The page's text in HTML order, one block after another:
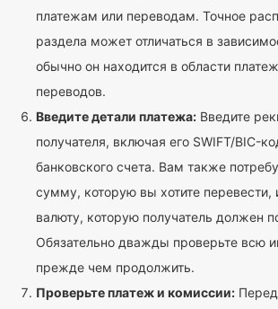
платежам или переводам. Точное
раздела может отличаться в
обычно он находится в области
переводов.
Введите детали платежа: Введите
получателя, включая его SWIFT/BIC-
банковского счета. Вам также
сумму, которую вы хотите перевести,
валюту, которую получатель должен
Обязательно дважды проверьте всю
прежде чем продолжить.
Проверьте платеж и комиссии: